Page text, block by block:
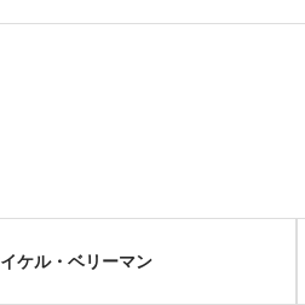
ケル・ベリーマン